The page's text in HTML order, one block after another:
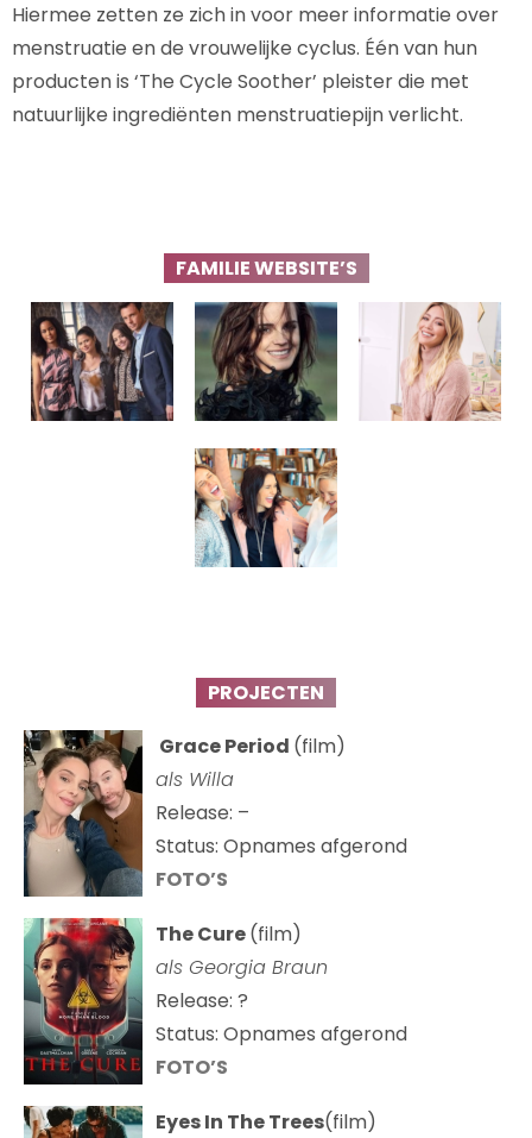
Hiermee zetten ze zich in voor meer informatie over
menstruatie en de vrouwelijke cyclus. Één van hun
producten is ‘The Cycle Soother’ pleister die met
natuurlijke ingrediënten menstruatiepijn verlicht.
FAMILIE WEBSITE’S
PROJECTEN
Grace Period (film)
als Willa
Release: –
Status: Opnames afgerond
FOTO’S
The Cure(film)
als Georgia Braun
Release: ?
Status: Opnames afgerond
FOTO’S
Eyes In The Trees(film)